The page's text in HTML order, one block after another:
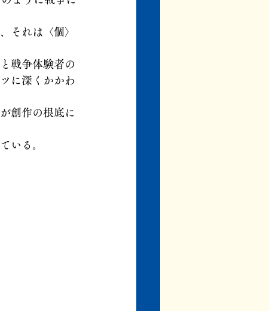
それは〈個〉
戦争体験者の
に深くかかわ
創作の根底に
いる。